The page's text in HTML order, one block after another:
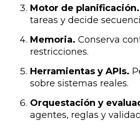
Motor de planificación.
tareas y decide
Memoria. Conserva
restricciones.
Herramientas y APIs.
sobre sistemas reales.
Orquestación y
agentes, reglas y